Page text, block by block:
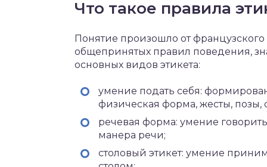
Что такое правила
Понятие произошло от французского
общепринятых правил поведения,
основных видов этикета:
умение подать себя:
физическая форма, жесты, позы,
речевая форма: умение
манера речи;
столовый этикет: умение